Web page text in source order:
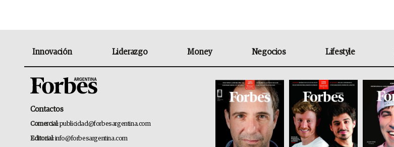
Innovación Liderazgo Money Negocios Lifestyle
Contactos
Comercial:publicidad@forbesargentina.com
Editorial:info@forbesargentina.com